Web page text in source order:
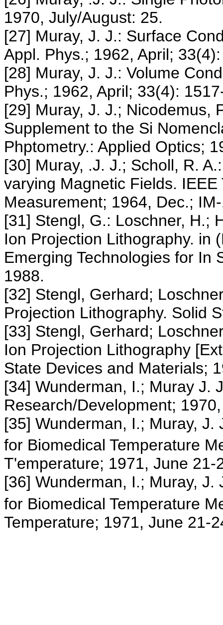
1970, July/August: 25.
[27] Muray, J. J.: Surface
Appl. Phys.; 1962, April;
[28] Muray, J. J.: Volume
Phys.; 1962, April; 33(4):
[29] Muray, J. J.; Nicodemus,
Supplement to the Si
Phptometry.: Applied Optics;
[30] Muray, .J. J.; Scholl, R.
varying Magnetic Fields.
Measurement; 1964, Dec.;
[31] Stengl, G.: Loschner, H.;
Ion Projection Lithography. in
Emerging Technologies for In
1988.
[32] Stengl, Gerhard;
Projection Lithography. Solid
[33] Stengl, Gerhard;
Ion Projection Lithography
State Devices and Materials;
[34] Wunderman, I.; Muray J.
Research/Development;
[35] Wunderman, I.; Muray,
for Biomedical Temperature
T'emperature; 1971, June 21-
[36] Wunderman, I.; Muray,
for Biomedical Temperature
Temperature; 1971, June 21-